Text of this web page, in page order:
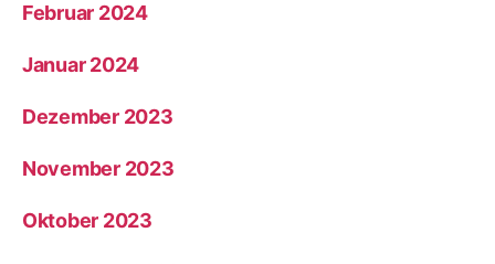
Februar 2024
Januar 2024
Dezember 2023
November 2023
Oktober 2023